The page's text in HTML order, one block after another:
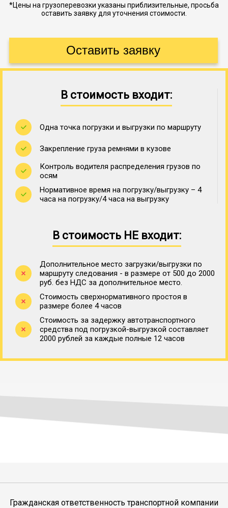
*Цены на грузоперевозки указаны приблизительные, просьба
оставить заявку для уточнения стоимости.
В стоимость входит:
Одна точка погрузки и выгрузки по маршруту
Закрепление груза ремнями в кузове
Контроль водителя распределения грузов по
осям
Нормативное время на погрузку/выгрузку – 4
часа на погрузку/4 часа на выгрузку
В стоимость НЕ входит:
Дополнительное место загрузки/выгрузки по
маршруту следования - в размере от 500 до 2000
руб. без НДС за дополнительное место.
Стоимость сверхнормативного простоя в
размере более 4 часов
Стоимость за задержку автотранспортного
средства под погрузкой-выгрузкой составляет
2000 рублей за каждые полные 12 часов
Гражданская ответственность транспортной компании